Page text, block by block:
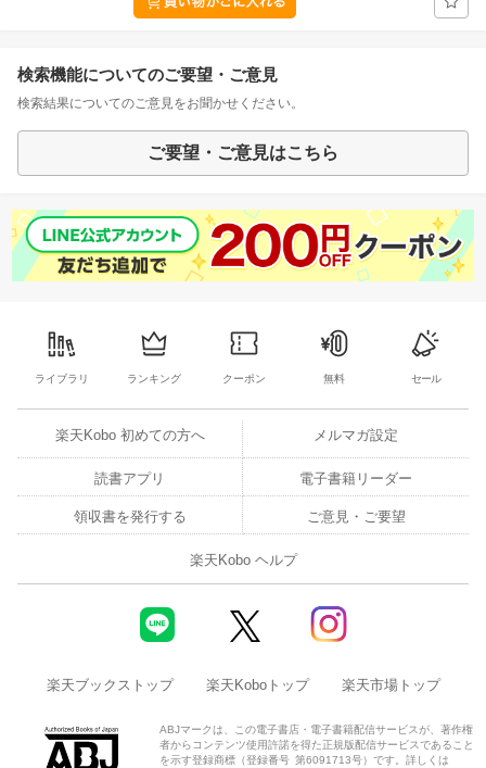
検索機能についてのご要望・ご意見
検索結果についてのご意見をお聞かせください。
ご要望・ご意見はこちら
ライブラリ ランキング クーポン 無料 セール
楽天Kobo 初めての方へ メルマガ設定
読書アプリ 電子書籍リーダー
領収書を発行する ご意見・ご要望
楽天Kobo ヘルプ
楽天ブックストップ 楽天Koboトップ 楽天市場トップ
ABJマークは、この電子書店・電子書籍配信サービスが、著作権
者からコンテンツ使用許諾を得た正規版配信サービスであること
を示す登録商標（登録番号 第6091713号）です。詳しくは